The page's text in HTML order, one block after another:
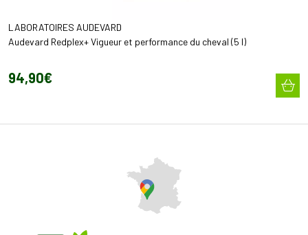
LABORATOIRES AUDEVARD
Audevard Redplex+ Vigueur et performance du cheval (5 l)
94,90€